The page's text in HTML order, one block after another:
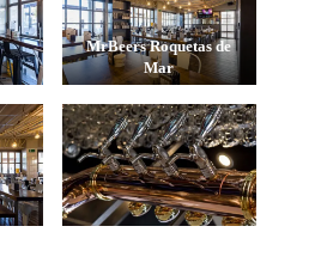
MrBeers Roquetas de
Mar